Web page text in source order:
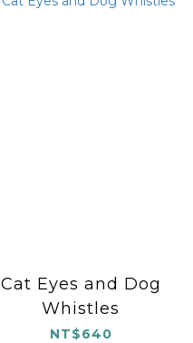
Cat Eyes and Dog
Whistles
NT$640